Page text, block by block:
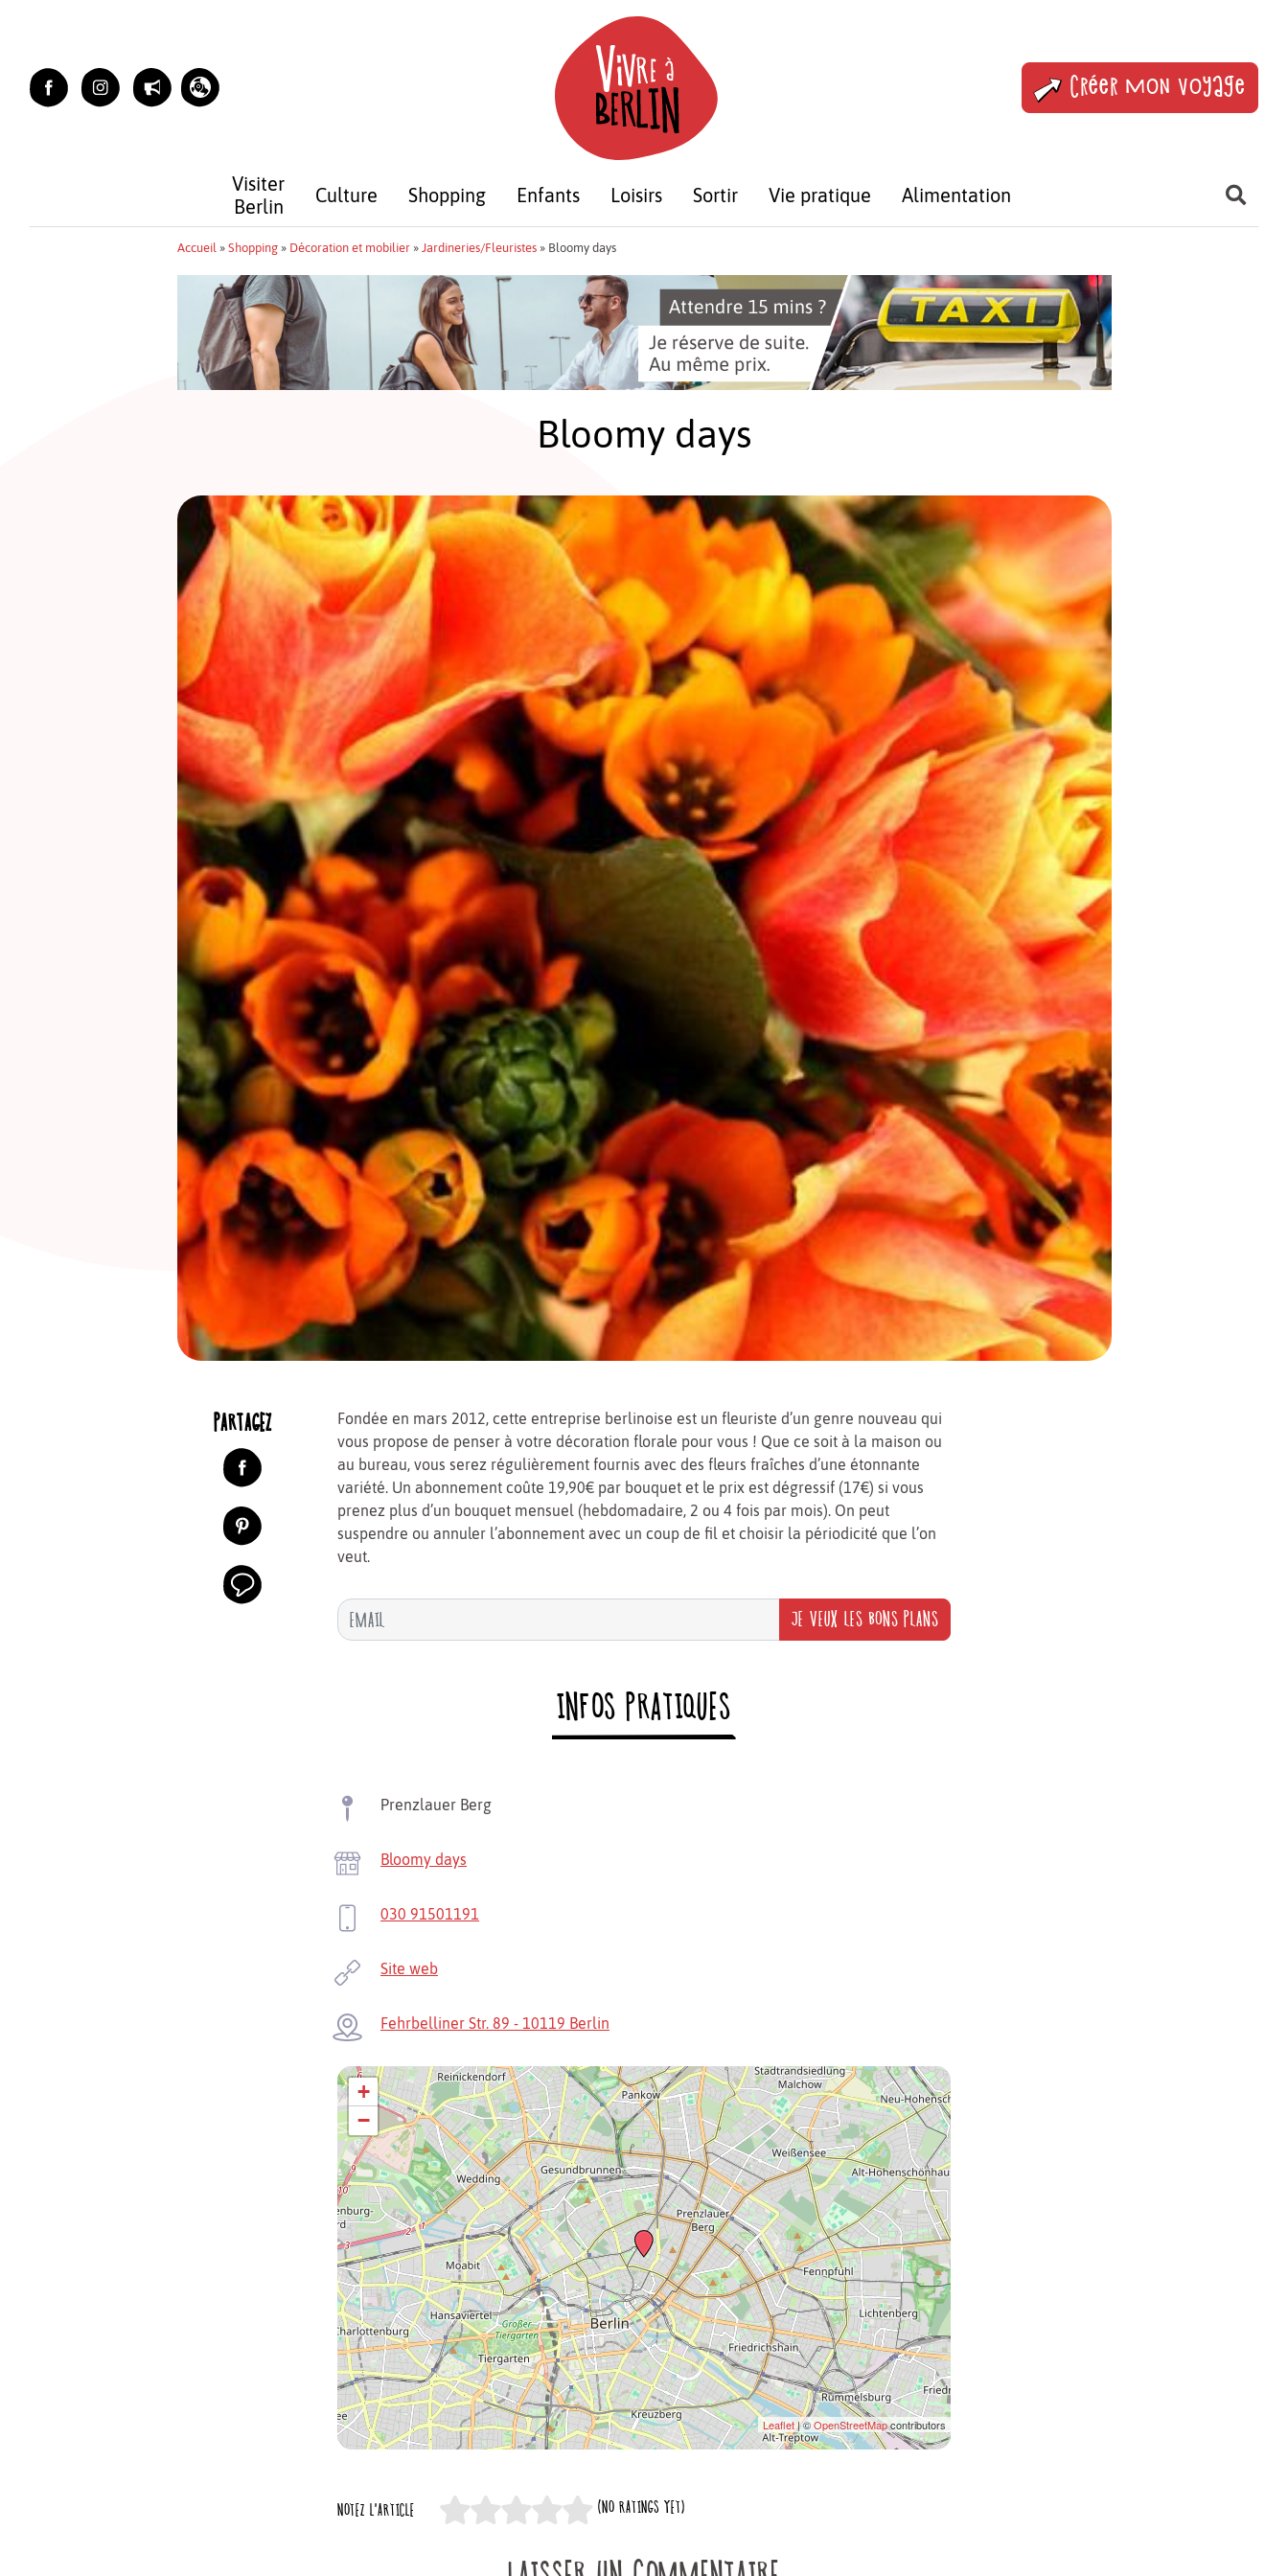
Créer mon voyage
Visiter
Berlin
Culture Shopping Enfants Loisirs Sortir Vie pratique Alimentation
Accueil » Shopping» Décoration et mobilier» Jardineries/Fleuristes» Bloomy days
Bloomy days
PARTAGEZ
Fondée en mars 2012, cette entreprise berlinoise est un fleuriste d’un genre nouveau qui
vous propose de penser à votre décoration florale pour vous ! Que ce soit à la maison ou
au bureau, vous serez régulièrement fournis avec des fleurs fraîches d’une étonnante
variété. Un abonnement coûte 19,90€ par bouquet et le prix est dégressif (17€) si vous
prenez plus d’un bouquet mensuel (hebdomadaire, 2 ou 4 fois par mois). On peut
suspendre ou annuler l’abonnement avec un coup de fil et choisir la périodicité que l’on
veut.
JE VEUX LES BONS PLANS
INFOS PRATIQUES
Prenzlauer Berg
Bloomy days
030 91501191
Site web
Fehrbelliner Str. 89 - 10119 Berlin
+
−
Leaflet| ©OpenStreetMapcontributors
NOTEZ L'ARTICLE (NO RATINGS YET)